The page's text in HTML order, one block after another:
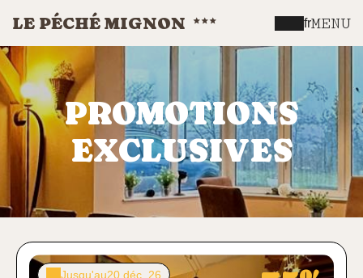
LE PÉCHÉ MIGNON frMENU
PROMOTIONS
EXCLUSIVES
Jusqu'au20 déc. 26